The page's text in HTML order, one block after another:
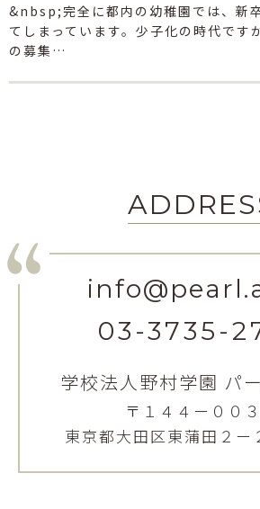
&nbsp;完全に都内の幼稚園では、新
てしまっています。少子化の時代です
の募集…
03-3735-
学校法人野村学園 パ
〒１４４ー００３
東京都大田区東蒲田２ー